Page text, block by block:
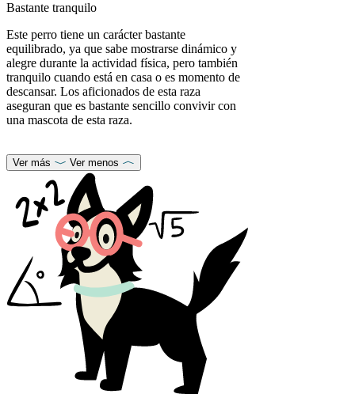
Bastante tranquilo
Este perro tiene un carácter bastante
equilibrado, ya que sabe mostrarse dinámico y
alegre durante la actividad física, pero también
tranquilo cuando está en casa o es momento de
descansar. Los aficionados de esta raza
aseguran que es bastante sencillo convivir con
una mascota de esta raza.
Ver más Ver menos